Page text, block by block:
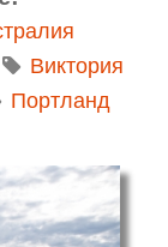
Виктория
Портланд